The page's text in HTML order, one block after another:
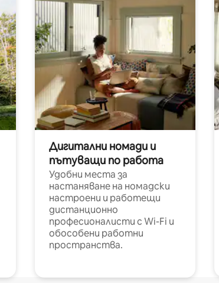
Дигитални номади и
пътуващи по работа
Удобни места за
настаняване на номадски
настроени и работещи
дистанционно
професионалисти с Wi-Fi и
обособени работни
пространства.